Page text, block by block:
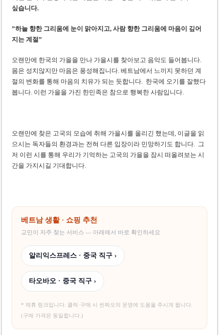
싶습니다.
”하늘 향한 그리움에 눈이 맑아지고, 사람 향한 그리움에 마음이 깊어
지는 계절”
오랜만에 한국의 가을을 만나 가을시를 찾아보고 음악도 들어봅니다.
몸은 성치않지만 마음은 풍성해집니다. 베트남에서 느끼지 못하던 계
절의 변화를 통해 마음의 치유가 되는 듯합니다. 한국에 오기를 잘했다
봅니다. 이런 가을을 가진 한민족은 참으로 행복한 사람입니다.
오랜만에 찾은 고국의 모습에 취해 가을시를 올리긴 했는데, 이글을 읽
으시는 독자들의 환경과는 전혀 다른 입장이라 민망하기도 합니다. 그
저 이런 시를 통해 우리가 기억하는 고국의 가을을 잠시 떠올려보는 시
간을 가지시길 기대합니다.
베트남 생활 · 쇼핑 추천
교민이 자주 찾는 서비스 — 아래에서 바로 확인하세요
알리익스프레스 · 중국 직구 ›
타오바오 · 중국 직구 ›
* 제휴 링크입니다. 클릭·구매 시 씬짜오의 운영에 도움을 주시게 됩니다.
(구매 가격은 동일합니다.)